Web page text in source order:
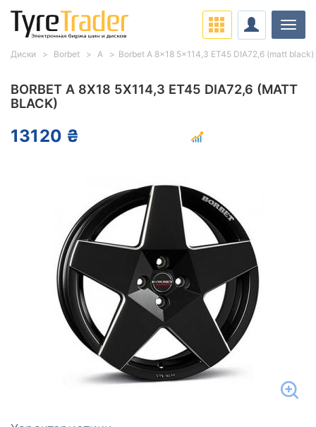
BORBET A 8X18 5X114,3 ET45 DIA72,6 (MATT
BLACK)
13120 ₴
Диски Borbet A Borbet A 8x18 5x114,3 ET45 DIA72,6 (matt black)